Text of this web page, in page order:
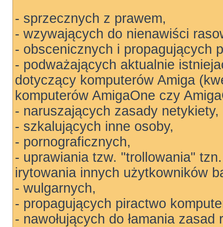
- sprzecznych z prawem,
- wzywających do nienawiści
- obscenicznych i propagujących
- podważających aktualnie
dotyczący komputerów Amiga
komputerów AmigaOne czy
- naruszających zasady netykiety,
- szkalujących inne osoby,
- pornograficznych,
- uprawiania tzw. "trollowania"
irytowania innych użytkowników
- wulgarnych,
- propagujących piractwo
- nawołujących do łamania zasad